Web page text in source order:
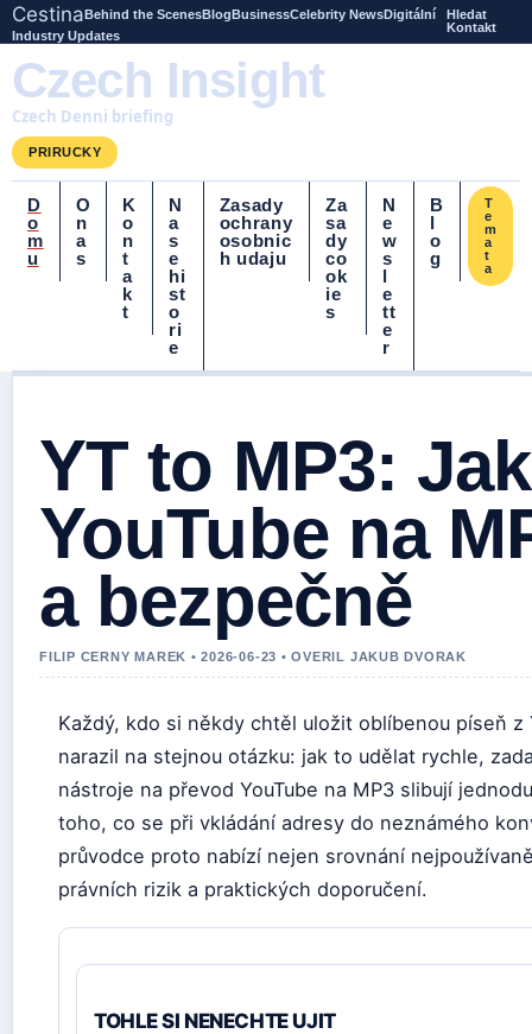
CestinaBehind the ScenesBlogBusinessCelebrity NewsDigitální
Industry Updates
Hledat
Kontakt
Czech Insight
Czech Denni briefing
PRIRUCKY
D
o
m
u
O
n
a
s
K
o
n
t
a
k
t
N
a
s
e
hi
st
o
ri
e
Zasady
ochrany
osobnic
h udaju
Za
sa
dy
co
ok
ie
s
N
e
w
s
l
e
tt
e
r
B
l
o
g
T
e
m
a
t
a
YT to MP3:
YouTube na
a bezpečně
FILIP CERNY MAREK • 2026-06-23 • OVERIL JAKUB DVORAK
Každý, kdo si někdy chtěl uložit oblíbenou píseň z
narazil na stejnou otázku: jak to udělat rychle,
nástroje na převod YouTube na MP3 slibují
toho, co se při vkládání adresy do neznámého
průvodce proto nabízí nejen srovnání
právních rizik a praktických doporučení.
TOHLE SI NENECHTE UJIT